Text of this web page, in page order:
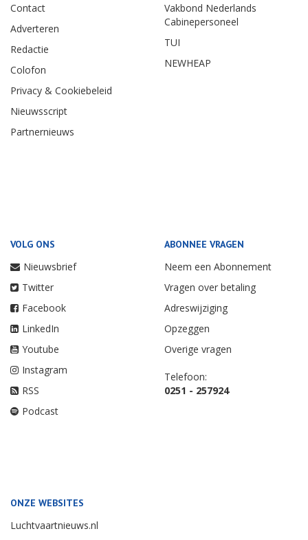
Contact
Adverteren
Redactie
Colofon
Privacy & Cookiebeleid
Nieuwsscript
Partnernieuws
Vakbond Nederlands
Cabinepersoneel
TUI
NEWHEAP
VOLG ONS
Nieuwsbrief
Twitter
Facebook
LinkedIn
Youtube
Instagram
RSS
Podcast
ABONNEE VRAGEN
Neem een Abonnement
Vragen over betaling
Adreswijziging
Opzeggen
Overige vragen
Telefoon:
0251 - 257924
ONZE WEBSITES
Luchtvaartnieuws.nl